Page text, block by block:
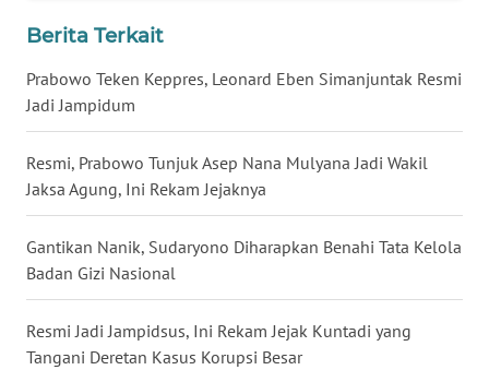
Berita Terkait
Prabowo Teken Keppres, Leonard Eben Simanjuntak Resmi
Jadi Jampidum
Resmi, Prabowo Tunjuk Asep Nana Mulyana Jadi Wakil
Jaksa Agung, Ini Rekam Jejaknya
Gantikan Nanik, Sudaryono Diharapkan Benahi Tata Kelola
Badan Gizi Nasional
Resmi Jadi Jampidsus, Ini Rekam Jejak Kuntadi yang
Tangani Deretan Kasus Korupsi Besar
WN
WN
JOGJA
WN
JATIM
WN
WN
KALBAR